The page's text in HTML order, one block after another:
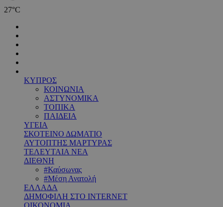
27°C
ΚΥΠΡΟΣ
ΚΟΙΝΩΝΙΑ
ΑΣΤΥΝΟΜΙΚΑ
ΤΟΠΙΚΑ
ΠΑΙΔΕΙΑ
ΥΓΕΙΑ
ΣΚΟΤΕΙΝΟ ΔΩΜΑΤΙΟ
ΑΥΤΟΠΤΗΣ ΜΑΡΤΥΡΑΣ
ΤΕΛΕΥΤΑΙΑ ΝΕΑ
ΔΙΕΘΝΗ
#Καύσωνας
#Μέση Ανατολή
ΕΛΛΑΔΑ
ΔΗΜΟΦΙΛΗ ΣΤΟ INTERNET